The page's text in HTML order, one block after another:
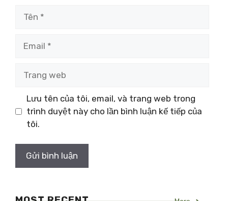
Lưu tên của tôi, email, và trang web trong
trình duyệt này cho lần bình luận kế tiếp của
tôi.